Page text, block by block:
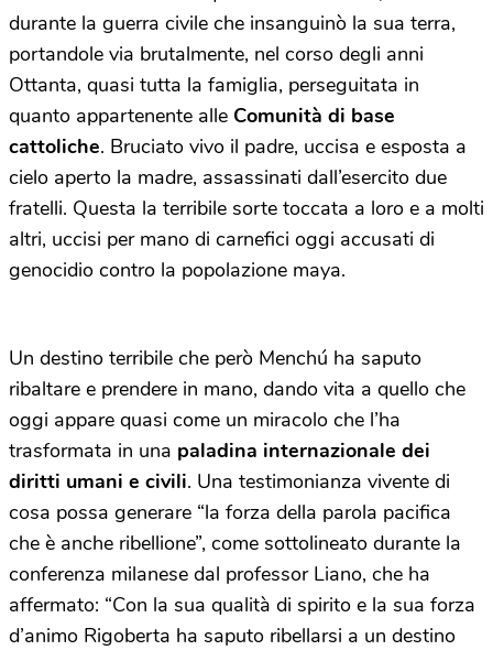
durante la guerra civile che insanguinò la sua terra,
portandole via brutalmente, nel corso degli anni
Ottanta, quasi tutta la famiglia, perseguitata in
quanto appartenente alle Comunità di base
cattoliche. Bruciato vivo il padre, uccisa e esposta a
cielo aperto la madre, assassinati dall’esercito due
fratelli. Questa la terribile sorte toccata a loro e a molti
altri, uccisi per mano di carnefici oggi accusati di
genocidio contro la popolazione maya.
Un destino terribile che però Menchú ha saputo
ribaltare e prendere in mano, dando vita a quello che
oggi appare quasi come un miracolo che l’ha
trasformata in una paladina internazionale dei
diritti umani e civili. Una testimonianza vivente di
cosa possa generare “la forza della parola pacifica
che è anche ribellione”, come sottolineato durante la
conferenza milanese dal professor Liano, che ha
affermato: “Con la sua qualità di spirito e la sua forza
d’animo Rigoberta ha saputo ribellarsi a un destino